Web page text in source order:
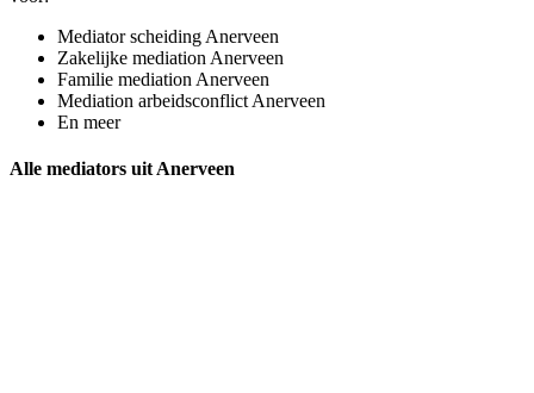
Mediator scheiding Anerveen
Zakelijke mediation Anerveen
Familie mediation Anerveen
Mediation arbeidsconflict Anerveen
En meer
Alle mediators uit Anerveen